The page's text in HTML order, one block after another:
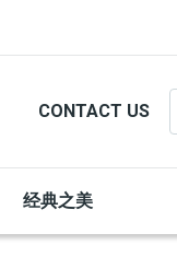
CONTACT US
经典之美